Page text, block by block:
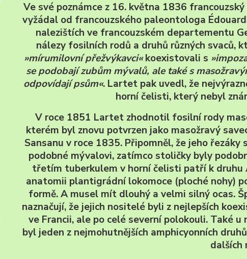
Ve své poznámce z 16. května 1836
vyžádal od francouzského paleontologa
nalezištích ve francouzském departementu
nálezy fosilních rodů a druhů různých svaců,
»mírumilovní přežvýkavci«koexistovali s
se podobají zubům mývalů, ale také s
odpovídají psům«. Lartet pak uvedl, že
horní čelisti, který nebyl
V roce 1851 Lartet zhodnotil fosilní rody
kterém byl znovu potvrzen jako masožravý
Sansanu v roce 1835. Připomněl, že jeho
podobné mývalovi, zatímco stoličky byly
třetím tuberkulem v horní čelisti patří k druhu
anatomii plantigrádní lokomoce (ploché nohy)
formě. A musel mít dlouhý a velmi silný ocas.
naznačují, že jejich nositelé byli z nejlepších
ve Francii, ale po celé severní polokouli. Také u
byl jeden z nejmohutnějších amphicyonních
dalších